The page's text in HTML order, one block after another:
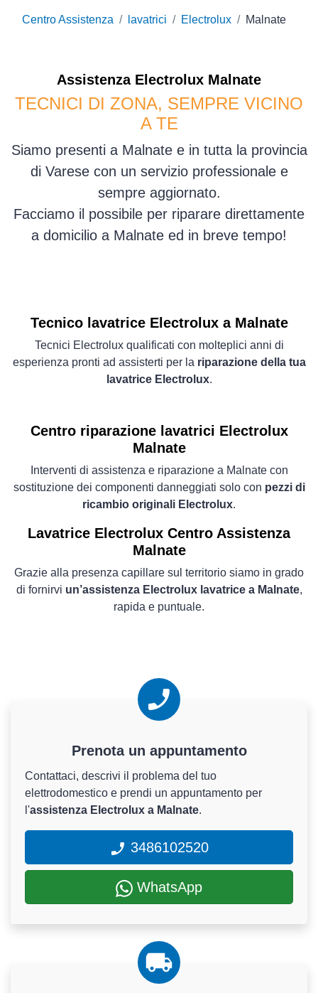
Centro Assistenza lavatrici Electrolux Malnate
Assistenza Electrolux Malnate
TECNICI DI ZONA, SEMPRE VICINO
A TE
Siamo presenti a Malnate e in tutta la provincia
di Varese con un servizio professionale e
sempre aggiornato.
Facciamo il possibile per riparare direttamente
a domicilio a Malnate ed in breve tempo!
Tecnico lavatrice Electrolux a Malnate
Tecnici Electrolux qualificati con molteplici anni di
esperienza pronti ad assisterti per la riparazione della tua
lavatrice Electrolux.
Centro riparazione lavatrici Electrolux
Malnate
Interventi di assistenza e riparazione a Malnate con
sostituzione dei componenti danneggiati solo con pezzi di
ricambio originali Electrolux.
Lavatrice Electrolux Centro Assistenza
Malnate
Grazie alla presenza capillare sul territorio siamo in grado
di fornirvi un’assistenza Electrolux lavatrice a Malnate,
rapida e puntuale.
Prenota un appuntamento
Contattaci, descrivi il problema del tuo
elettrodomestico e prendi un appuntamento per
l'assistenza Electrolux a Malnate.
3486102520
WhatsApp